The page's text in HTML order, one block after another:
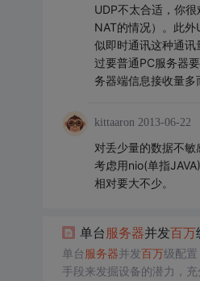
UDP不太合适，你
NAT的情况）。此
似即时通讯这种通
过要普通PC服务器
务器端信息接收量多
kittaaron 2013-06-22
对丢少量的数据不
考虑用nio(单指
相对要大不少。
单台服务器并发百万
单台 服务器并发百万
手段来发掘设备的潜力，